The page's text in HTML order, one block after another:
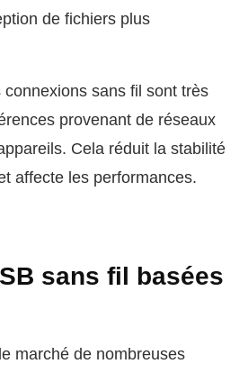
de fichiers plus
connexions sans fil sont très
provenant de réseaux
Cela réduit la stabilité
affecte les performances.
sans fil basées
marché de nombreuses